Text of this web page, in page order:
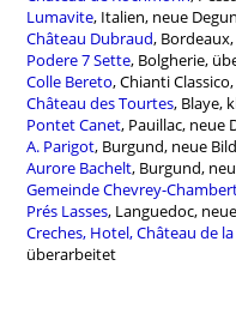
Lumavite, Italien, neue
Château Dubraud,
Podere 7 Sette, Bolgherie,
Colle Bereto, Chianti
Château des Tourtes, Blaye,
Pontet Canet, Pauillac, neue
A. Parigot, Burgund, neue
Aurore Bachelt, Burgund,
Gemeinde Chevrey-
Prés Lasses, Languedoc,
Creches, Hotel, Château de
überarbeitet